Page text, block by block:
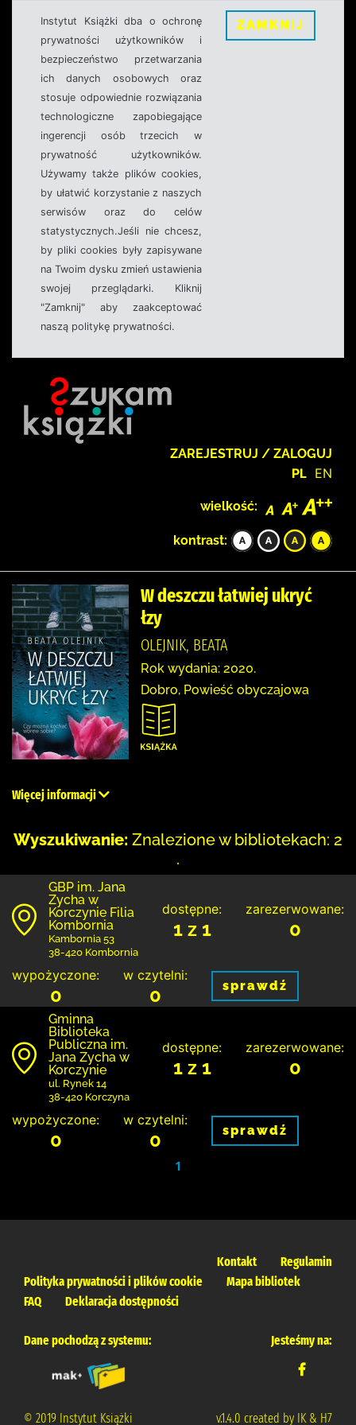
Instytut Książki dba o ochronę
prywatności użytkowników i
bezpieczeństwo przetwarzania
ich danych osobowych oraz
stosuje odpowiednie rozwiązania
technologiczne zapobiegające
ingerencji osób trzecich w
prywatność użytkowników.
Używamy także plików cookies,
by ułatwić korzystanie z naszych
serwisów oraz do celów
statystycznych.Jeśli nie chcesz,
by pliki cookies były zapisywane
na Twoim dysku zmień ustawienia
swojej przeglądarki. Kliknij
"Zamknij" aby zaakceptować
naszą politykę prywatności.
ZAMKNIJ
ZAREJESTRUJ / ZALOGUJ
PL EN
wielkość:
kontrast:
W deszczu łatwiej ukryć
łzy
OLEJNIK, BEATA
Rok wydania: 2020.
Dobro, Powieść obyczajowa
Więcej informacji
Wyszukiwanie: Znalezione w bibliotekach: 2
.
GBP im. Jana
Zycha w
Korczynie Filia
Kombornia
Kambornia 53
38-420 Kombornia
dostępne:
1 z 1
zarezerwowane:
0
wypożyczone:
0
w czytelni:
0 sprawdź
Gminna
Biblioteka
Publiczna im.
Jana Zycha w
Korczynie
ul. Rynek 14
38-420 Korczyna
dostępne:
1 z 1
zarezerwowane:
0
wypożyczone:
0
w czytelni:
0 sprawdź
1
Kontakt
Regulamin
Polityka prywatności i plików cookie
Mapa bibliotek
FAQ
Deklaracja dostępności
Dane pochodzą z systemu: Jesteśmy na:
© 2019 Instytut Książki v.1.4.0 created by IK & H7